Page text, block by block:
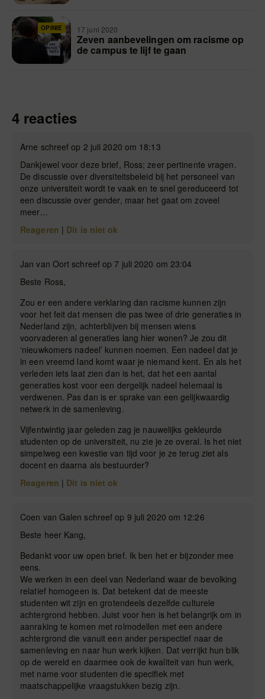
OPINIE 17 juni 2020
Zeven aanbevelingen om racisme op
de campus te lijf te gaan
4 reacties
Arne schreef op 2 juli 2020 om 18:13
Dankjewel voor deze brief, Ross; zeer pertinente vragen.
De discussie over diversiteitsbeleid bij het personeel van
onze universiteit wordt te vaak en te snel gereduceerd tot
een discussie over gender, maar het gaat om zoveel
meer…
Reageren | Dit is niet ok
Jan van Oort schreef op 7 juli 2020 om 23:04
Beste Ross,
Zou er een andere verklaring dan racisme kunnen zijn
voor het feit dat mensen die pas twee of drie generaties in
Nederland zijn, achterblijven bij mensen wiens
voorvaderen al generaties lang hier wonen? Je zou dit
‘nieuwkomers nadeel’ kunnen noemen. Een nadeel dat je
in een vreemd land komt waar je niemand kent. En als het
verleden iets laat zien dan is het, dat het een aantal
generaties kost voor een dergelijk nadeel helemaal is
verdwenen. Pas dan is er sprake van een gelijkwaardig
netwerk in de samenleving.
Vijfentwintig jaar geleden zag je nauwelijks gekleurde
studenten op de universiteit, nu zie je ze overal. Is het niet
simpelweg een kwestie van tijd voor je ze terug ziet als
docent en daarna als bestuurder?
Reageren | Dit is niet ok
Coen van Galen schreef op 9 juli 2020 om 12:26
Beste heer Kang,
Bedankt voor uw open brief. Ik ben het er bijzonder mee
eens.
We werken in een deel van Nederland waar de bevolking
relatief homogeen is. Dat betekent dat de meeste
studenten wit zijn en grotendeels dezelfde culturele
achtergrond hebben. Juist voor hen is het belangrijk om in
aanraking te komen met rolmodellen met een andere
achtergrond die vanuit een ander perspectief naar de
samenleving en naar hun werk kijken. Dat verrijkt hun blik
op de wereld en daarmee ook de kwaliteit van hun werk,
met name voor studenten die specifiek met
maatschappelijke vraagstukken bezig zijn.